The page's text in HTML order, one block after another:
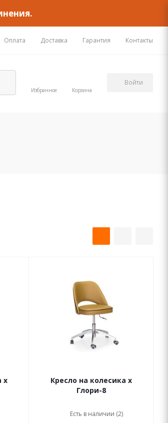
Оплата Доставка Гарантия Контакты
Избранное Корзина
Войти
х
Кресло на колесика х
Глори-8
Есть в наличии (2)